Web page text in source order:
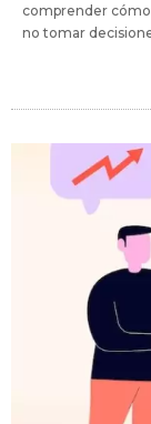
comprender
no tomar